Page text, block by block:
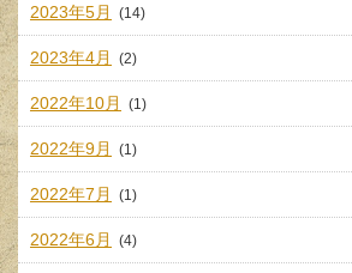
2023年5月 (14)
2023年4月 (2)
2022年10月 (1)
2022年9月 (1)
2022年7月 (1)
2022年6月 (4)